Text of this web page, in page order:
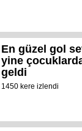
En güzel gol
yine
geldi
1450 kere izlendi